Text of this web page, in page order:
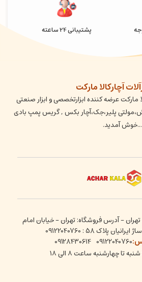
پشتیبانی 24 ساعته
آچارکالا مارکت
مارکت عرضه کننده ابزارتخصصی و ابزار صنعتی
پلیر،جک،آچار بکس , گریس پمپ بادی
آمدید.
- آدرس فروشگاه: تهران - خیابان امام
پلاک 58 : 09122040760
09122040760
09128430614
شنبه تا چهارشنبه ساعت ۸ الی ۱۸